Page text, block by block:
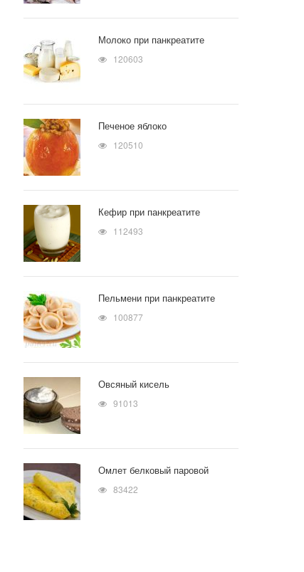
Молоко при панкреатите
120603
Печеное яблоко
120510
Кефир при панкреатите
112493
Пельмени при панкреатите
100877
Овсяный кисель
91013
Омлет белковый паровой
83422